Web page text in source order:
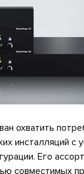
охватить
инсталляций с
Его
совместимых